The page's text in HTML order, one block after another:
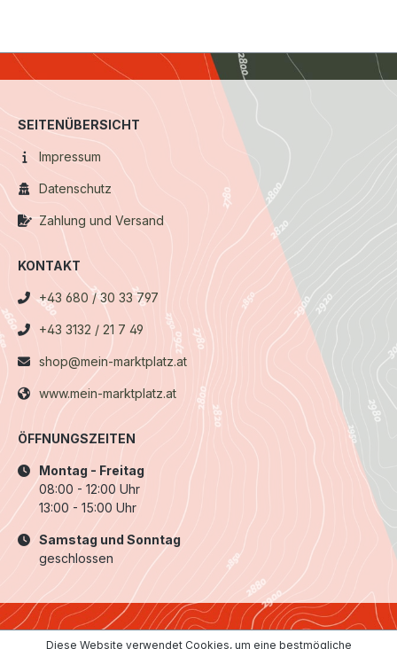
SEITENÜBERSICHT
Impressum
Datenschutz
Zahlung und Versand
KONTAKT
+43 680 / 30 33 797
+43 3132 / 21 7 49
shop@mein-marktplatz.at
www.mein-marktplatz.at
ÖFFNUNGSZEITEN
Montag - Freitag
08:00 - 12:00 Uhr
13:00 - 15:00 Uhr
Samstag und Sonntag
geschlossen
Diese Website verwendet Cookies, um eine bestmögliche